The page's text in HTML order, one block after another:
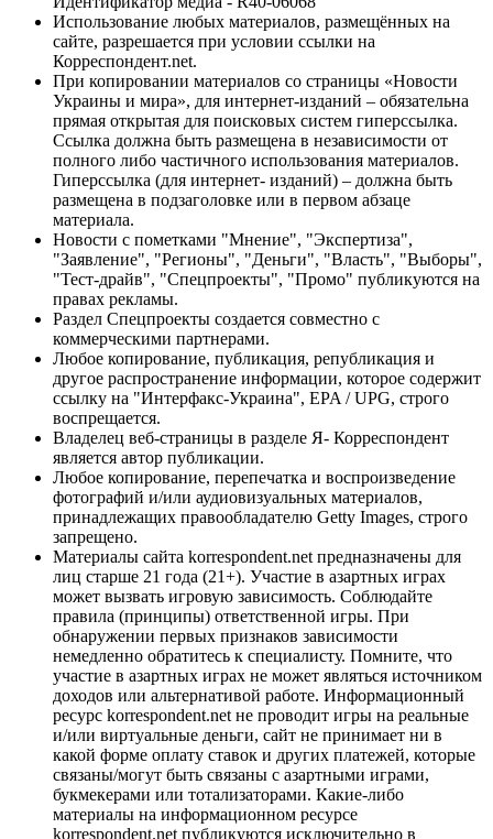
Использование любых материалов, размещённых на
сайте, разрешается при условии ссылки на
Корреспондент.net.
При копировании материалов со страницы «Новости
Украины и мира», для интернет-изданий – обязательна
прямая открытая для поисковых систем гиперссылка.
Ссылка должна быть размещена в независимости от
полного либо частичного использования материалов.
Гиперссылка (для интернет- изданий) – должна быть
размещена в подзаголовке или в первом абзаце
материала.
Новости с пометками "Мнение", "Экспертиза",
"Заявление", "Регионы", "Деньги", "Власть", "Выборы",
"Тест-драйв", "Спецпроекты", "Промо" публикуются на
правах рекламы.
Раздел Спецпроекты создается совместно с
коммерческими партнерами.
Любое копирование, публикация, републикация и
другое распространение информации, которое содержит
ссылку на "Интерфакс-Украина", EPA / UPG, строго
воспрещается.
Владелец веб-страницы в разделе Я- Корреспондент
является автор публикации.
Любое копирование, перепечатка и воспроизведение
фотографий и/или аудиовизуальных материалов,
принадлежащих правообладателю Getty Images, строго
запрещено.
Материалы сайта korrespondent.net предназначены для
лиц старше 21 года (21+). Участие в азартных играх
может вызвать игровую зависимость. Соблюдайте
правила (принципы) ответственной игры. При
обнаружении первых признаков зависимости
немедленно обратитесь к специалисту. Помните, что
участие в азартных играх не может являться источником
доходов или альтернативой работе. Информационный
ресурс korrespondent.net не проводит игры на реальные
и/или виртуальные деньги, сайт не принимает ни в
какой форме оплату ставок и других платежей, которые
связаны/могут быть связаны с азартными играми,
букмекерами или тотализаторами. Какие-либо
материалы на информационном ресурсе
korrespondent.net публикуются исключительно в